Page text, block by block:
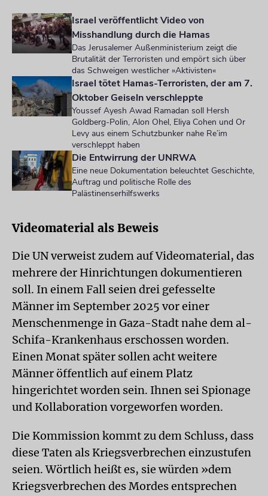
Israel veröffentlicht Video von
Misshandlung durch die Hamas
Das Jerusalemer Außenministerium zeigt die
Brutalität der Terroristen und empört sich über
das Schweigen westlicher »Aktivisten«
Israel tötet Hamas-Terroristen, der am 7.
Oktober Geiseln verschleppte
Youssef Ayesh Awad Ramadan soll Hersh
Goldberg-Polin, Alon Ohel, Eliya Cohen und Or
Levy aus einem Schutzbunker nahe Re’im
verschleppt haben
Die Entwirrung der UNRWA
Eine neue Dokumentation beleuchtet Geschichte,
Auftrag und politische Rolle des
Palästinenserhilfswerks
Videomaterial als Beweis
Die UN verweist zudem auf Videomaterial, das
mehrere der Hinrichtungen dokumentieren
soll. In einem Fall seien drei gefesselte
Männer im September 2025 vor einer
Menschenmenge in Gaza-Stadt nahe dem al-
Schifa-Krankenhaus erschossen worden.
Einen Monat später sollen acht weitere
Männer öffentlich auf einem Platz
hingerichtet worden sein. Ihnen sei Spionage
und Kollaboration vorgeworfen worden.
Die Kommission kommt zu dem Schluss, dass
diese Taten als Kriegsverbrechen einzustufen
seien. Wörtlich heißt es, sie würden »dem
Kriegsverbrechen des Mordes entsprechen